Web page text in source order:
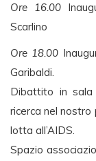
Ore 16.00
Scarlino
Ore 18.00
Garibaldi.
Dibattito in sala
ricerca nel nostro
lotta all’AIDS.
Spazio